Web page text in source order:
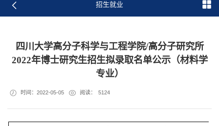
招生就业
四川大学高分子科学与工程学院/高分子研究所
2022年博士研究生招生拟录取名单公示（材料学
专业）
时间：2022-05-05 阅读： 5124